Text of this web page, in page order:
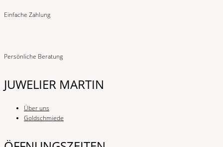
Einfache Zahlung
Persönliche Beratung
JUWELIER MARTIN
Über uns
Goldschmiede